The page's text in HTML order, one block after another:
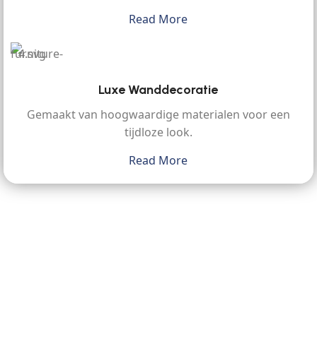
Read More
Luxe Wanddecoratie
Gemaakt van hoogwaardige materialen voor een
tijdloze look.
Read More